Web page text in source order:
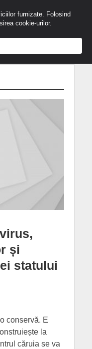
și
statului
conservă. E
la
căruia se va
furnizate. Folosind
cookie-urilor.